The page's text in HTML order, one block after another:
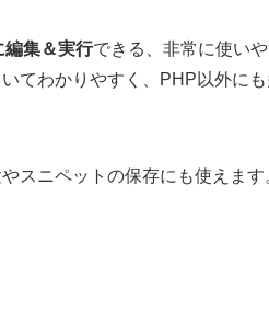
編集＆実行できる、非常に使い
てわかりやすく、PHP以外に
スニペットの保存にも使えます